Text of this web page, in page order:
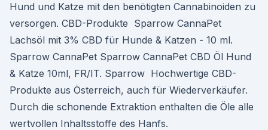
Hund und Katze mit den benötigten Cannabinoiden zu
versorgen. CBD-Produkte Sparrow CannaPet
Lachsöl mit 3% CBD für Hunde & Katzen - 10 ml.
Sparrow CannaPet Sparrow CannaPet CBD Öl Hund
& Katze 10ml, FR/IT. Sparrow Hochwertige CBD-
Produkte aus Österreich, auch für Wiederverkäufer.
Durch die schonende Extraktion enthalten die Öle alle
wertvollen Inhaltsstoffe des Hanfs.